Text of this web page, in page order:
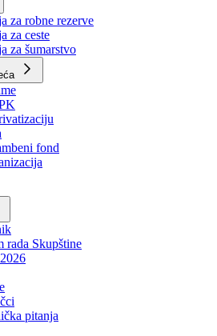
uprava za inspekcijske poslove
uprava civilne zaštite
za robne rezerve
za ceste
za šumarstvo
fond
rada Skupštine